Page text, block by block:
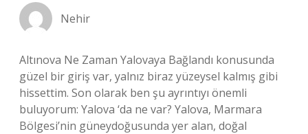
Nehir
Altınova Ne Zaman Yalovaya Bağlandı konusunda
güzel bir giriş var, yalnız biraz yüzeysel kalmış gibi
hissettim. Son olarak ben şu ayrıntıyı önemli
buluyorum: Yalova ‘da ne var? Yalova, Marmara
Bölgesi’nin güneydoğusunda yer alan, doğal